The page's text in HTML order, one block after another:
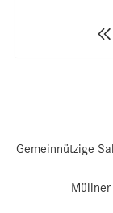
Gemeinnützige